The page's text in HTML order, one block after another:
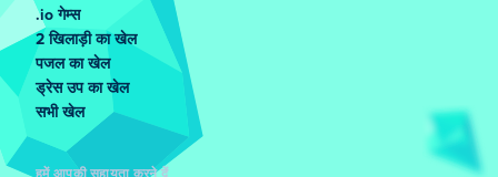
.io गेम्स
2 खिलाड़ी का खेल
पजल का खेल
ड्रेस उप का खेल
सभी खेल
हमें आपकी सहायता करने दें